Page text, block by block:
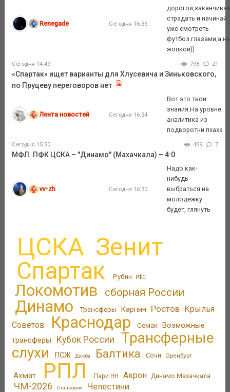
Renegade Сегодня 16:35
страдать и начинай
уже смотреть
футбол глазами,а не
жопкой))
Сегодня 14:49 798 21
«Спартак» ищет варианты для Хлусевича и Зиньковского,
по Пруцеву переговоров нет
Лента новостей Сегодня 16:34
Вот это твои
знания.На уровне
аналитика из
подворотни.пхаха
Сегодня 15:50 459 7
МФЛ. ПФК ЦСКА – "Динамо" (Махачкала) – 4:0
vv-zh Сегодня 16:30
Надо как-
нибудь
выбраться на
молодежку
будет, глянуть
ЦСКА Зенит
Спартак Рубин РФС
Локомотив сборная России
Динамо Трансферы Карпин Ростов Крылья
Советов
Краснодар Семак Возможные
трансферы
Кубок России
Трансферные
слухи
ПСЖ Дзюба Балтика Сочи Оренбург
Ахмат РПЛ Пари НН Акрон Динамо Махачкала
ЧМ-2026 Станкович Челестини